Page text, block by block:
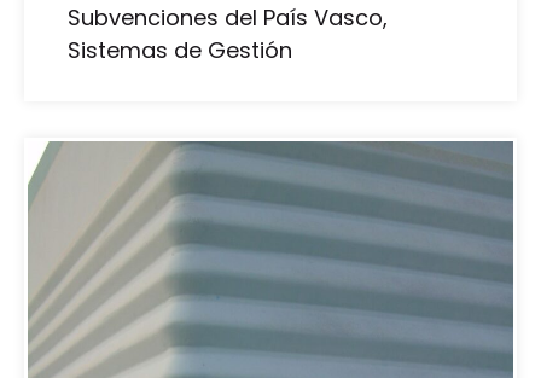
Subvenciones del País Vasco,
Sistemas de Gestión